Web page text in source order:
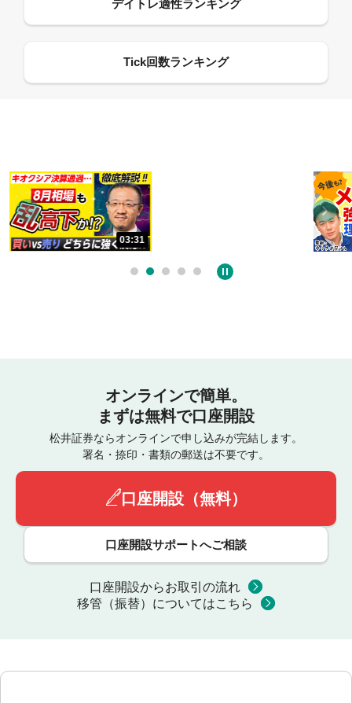
オンラインで簡単。
まずは無料で口座開設
松井証券ならオンラインで申し込みが完結します。
署名・捺印・書類の郵送は不要です。
口座開設（無料）
口座開設サポートへご相談
口座開設からお取引の流れ
移管（振替）についてはこちら